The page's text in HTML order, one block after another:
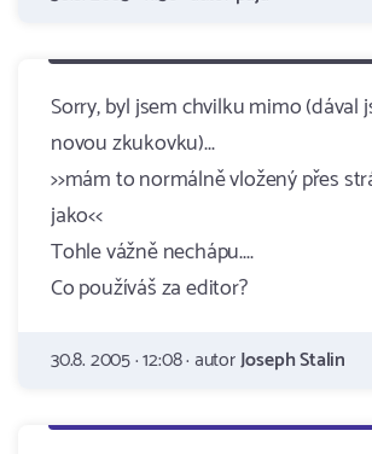
Sorry, byl jsem chvilku mimo (dával
novou zkukovku)...
>>mám to normálně vložený přes
jako<<
Tohle vážně nechápu....
Co používáš za editor?
30.8. 2005 · 12:08 · autorJoseph Stalin